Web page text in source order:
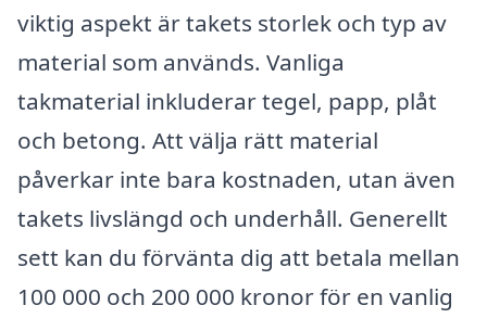
viktig aspekt är takets storlek och typ av
material som används. Vanliga
takmaterial inkluderar tegel, papp, plåt
och betong. Att välja rätt material
påverkar inte bara kostnaden, utan även
takets livslängd och underhåll. Generellt
sett kan du förvänta dig att betala mellan
100 000 och 200 000 kronor för en vanlig